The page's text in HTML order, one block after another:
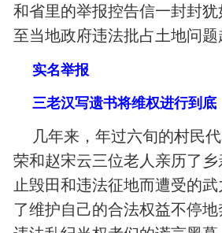
和省里的举报控告信一封封
至当地政府违法批占土地问题
实名举报
三老汉写遗书将维权进行到底
几年来，年过六旬的村民
荣和赵宋云三位老人亲历了乡
止毁田和违法征地而遭受的
了维护自己的合法权益不停